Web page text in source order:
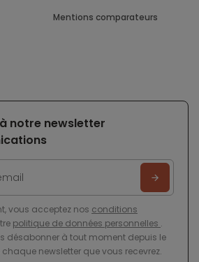
Mentions comparateurs
notre newsletter
vous acceptez nos conditions
politique de données personnelles .
désabonner à tout moment depuis le
newsletter que vous recevrez.